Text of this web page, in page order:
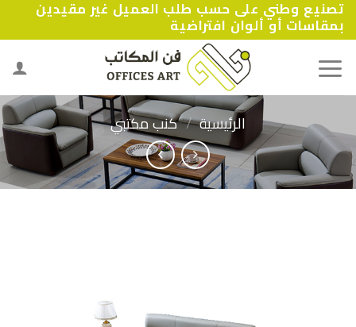
Skip
to
content
تصنيع وطني على حسب طلب العميل غير مقيدين
بمقاسات أو ألوان افتراضية
الرئيسية / كنب مكتبي